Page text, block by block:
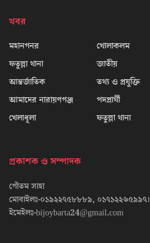
খবর
মহানগনর
ফতুল্লা থানা
আন্তর্জাতিক
আমাদের নারায়ণগঞ্জ
খেলাধূলা
খোলাকলম
জাতীয়
তথ্য ও প্রযুক্তি
পদপ্রার্থী
ফতুল্লা থানা
প্রকাশক ও সম্পাদক
গৌতম সাহা
মোবাইলঃ-০১৯২২৭৫৮৮৮৯, ০১৭১২২৬৫৯৯৭।
ইমেইলঃ-bijoybarta24@gmail.com